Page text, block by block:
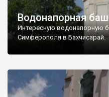
Водонапорная
Интересную водонапорную
Симферополя в Бахчисарай.